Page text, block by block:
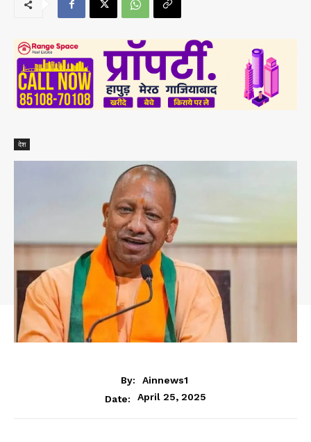
देश
By:
Ainnews1
Date:
April 25, 2025